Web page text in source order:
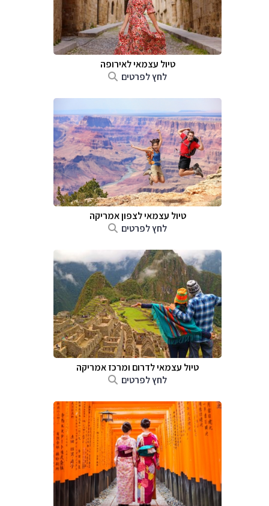
טיול עצמאי לאירופה
לחץ לפרטים
טיול עצמאי לצפון אמריקה
לחץ לפרטים
טיול עצמאי לדרום ומרכז אמריקה
לחץ לפרטים